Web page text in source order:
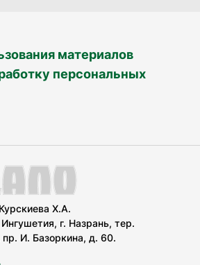
материалов
персональных
Х.А.
г. Назрань, тер.
И. Базоркина, д. 60.